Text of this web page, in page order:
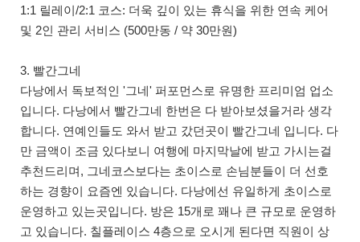
1:1 릴레이/2:1 코스: 더욱 깊이 있는 휴식을 위한 연속 케어
및 2인 관리 서비스 (500만동 / 약 30만원)
3. 빨간그네
다낭에서 독보적인 '그네' 퍼포먼스로 유명한 프리미엄 업소
입니다. 다낭에서 빨간그네 한번은 다 받아보셨을거라 생각
합니다. 연예인들도 와서 받고 갔던곳이 빨간그네 입니다. 다
만 금액이 조금 있다보니 여행에 마지막날에 받고 가시는걸
추천드리며, 그네코스보다는 초이스로 손님분들이 더 선호
하는 경향이 요즘엔 있습니다. 다낭에선 유일하게 초이스로
운영하고 있는곳입니다. 방은 15개로 꽤나 큰 규모로 운영하
고 있습니다. 칠플레이스 4층으로 오시게 된다면 직원이 상